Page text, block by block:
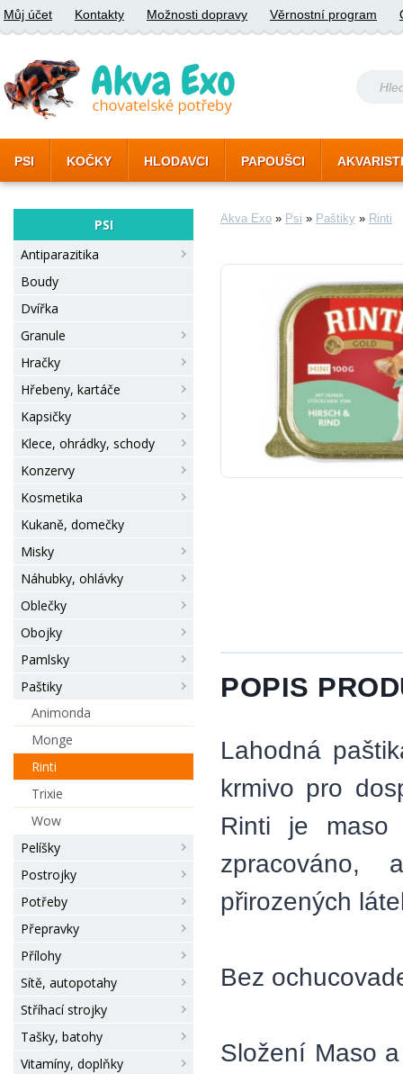
Můj účet Kontakty Možnosti dopravy Věrnostní program
PSI KOČKY HLODAVCI PAPOUŠCI
PSI
Antiparazitika
Boudy
Dvířka
Granule
Hračky
Hřebeny, kartáče
Kapsičky
Klece, ohrádky, schody
Konzervy
Kosmetika
Kukaně, domečky
Misky
Náhubky, ohlávky
Oblečky
Obojky
Pamlsky
Paštiky
Animonda
Monge
Rinti
Trixie
Wow
Pelíšky
Postrojky
Potřeby
Přepravky
Přílohy
Sítě, autopotahy
Stříhací strojky
Tašky, batohy
Vitamíny, doplňky
Akva Exo » Psi » Paštiky » Rinti
POPIS
Lahodná
krmivo pro
Rinti je maso
přirozených
Bez
Složení Maso